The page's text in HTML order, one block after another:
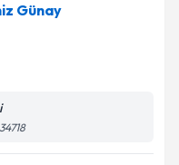
Günay